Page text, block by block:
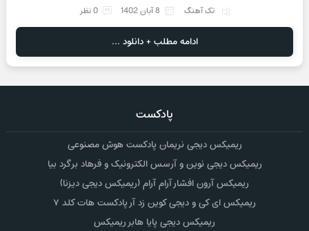
تک آهنگ 8 آبان 1402 0 نظر
ادامه مطلب + دانلود ...
پادکست
ریمیکس دیجی نریمان پادکست هوش مصنوعی
ریمیکس دیجی نوین و آرسس الکترونیک و فرهاد برگرد بیا
ریمیکس آرون افشار آرام آرام (ریمیکس دیجی دیزنا)
ریمیکس ای کی و دیجی کوین زد آر پادکست هات کلد ۷
ریمیکس دیجی پایا هابر ریمیکس